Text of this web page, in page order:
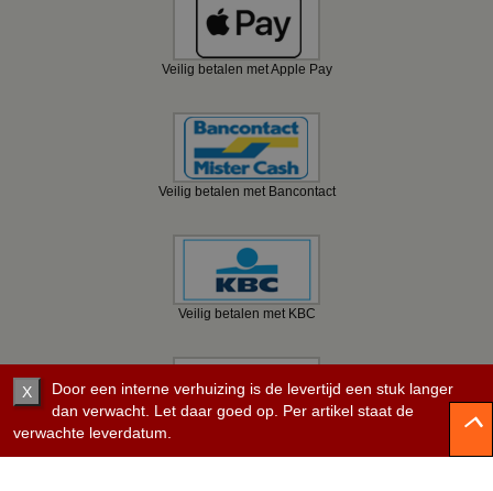
Veilig betalen met Apple Pay
Veilig betalen met Bancontact
Veilig betalen met KBC
X
Door een interne verhuizing is de levertijd een stuk langer
dan verwacht. Let daar goed op. Per artikel staat de
verwachte leverdatum.